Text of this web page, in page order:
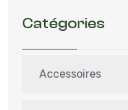
Catégories
Accessoires